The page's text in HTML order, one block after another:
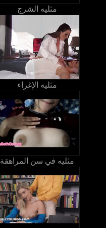
مثليه الشرج
مثليه الإغراء
مثليه في سن المراهقة